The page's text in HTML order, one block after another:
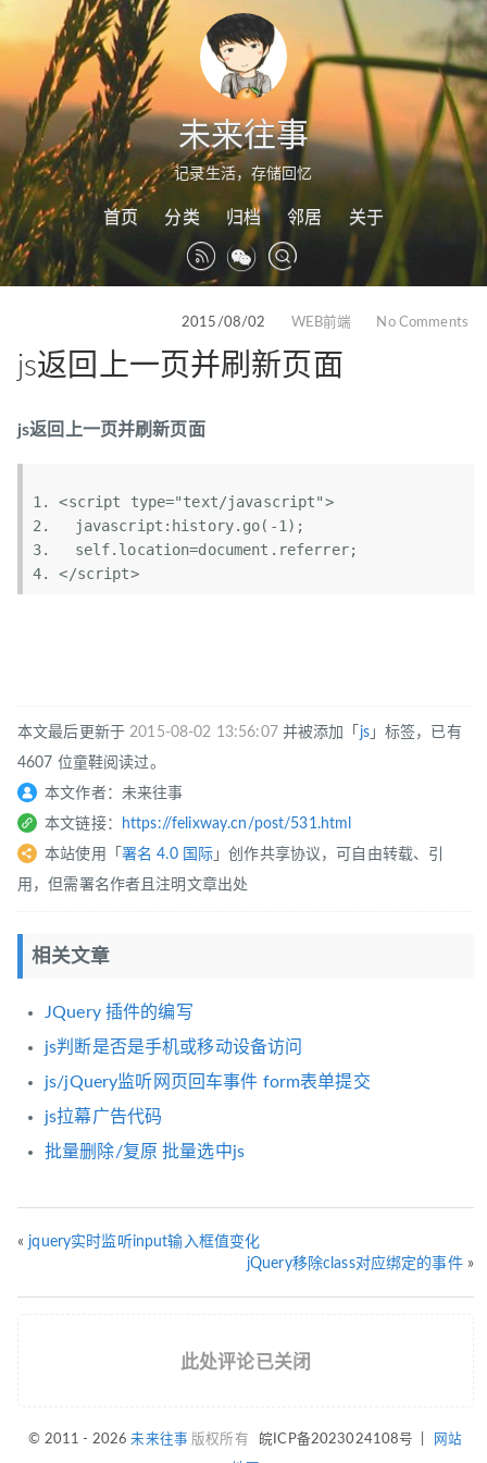
未来往事
记录生活，存储回忆
首页 分类 归档 邻居 关于
2015/08/02 WEB前端 No Comments
js返回上一页并刷新页面
js返回上一页并刷新页面
<script type="text/javascript">
javascript:history.go(-1);
self.location=document.referrer;
</script>
本文最后更新于2015-08-02 13:56:07 并被添加「 js」标签，已有
4607 位童鞋阅读过。
本文作者：未来往事
本文链接：
https://felixway.cn/post/531.html
本站使用「 署名 4.0 国际 」创作共享协议，可自由转载、引
用，但需署名作者且注明文章出处
相关文章
JQuery 插件的编写
js判断是否是手机或移动设备访问
js/jQuery监听网页回车事件 form表单提交
js拉幕广告代码
批量删除/复原 批量选中js
« jquery实时监听input输入框值变化
jQuery移除class对应绑定的事件»
此处评论已关闭
© 2011 - 2026未来往事 版权所有 皖ICP备2023024108号 网站